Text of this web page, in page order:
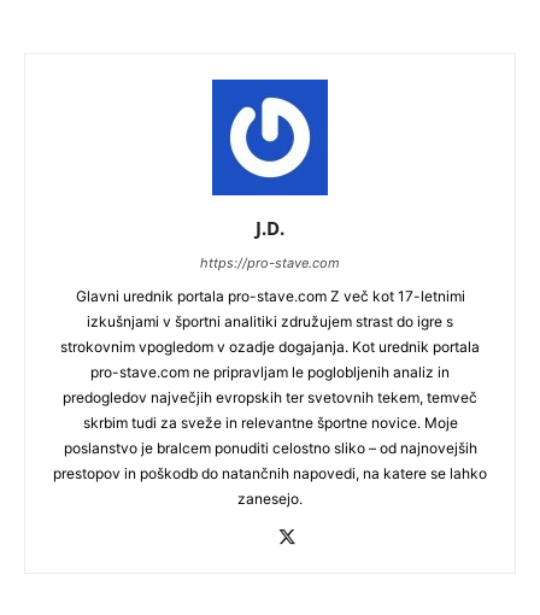
J.D.
https://pro-stave.com
Glavni urednik portala pro-stave.com Z več kot 17-letnimi
izkušnjami v športni analitiki združujem strast do igre s
strokovnim vpogledom v ozadje dogajanja. Kot urednik portala
pro-stave.com ne pripravljam le poglobljenih analiz in
predogledov največjih evropskih ter svetovnih tekem, temveč
skrbim tudi za sveže in relevantne športne novice. Moje
poslanstvo je bralcem ponuditi celostno sliko – od najnovejših
prestopov in poškodb do natančnih napovedi, na katere se lahko
zanesejo.